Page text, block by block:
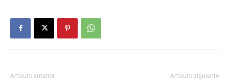
Artículo anterior Artículo siguiente